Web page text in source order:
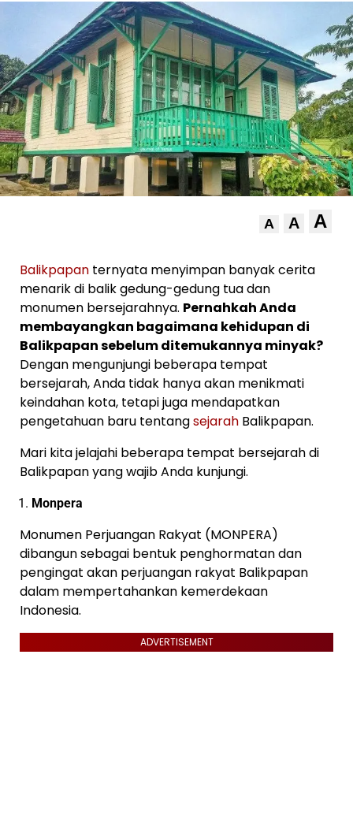
A A A
Balikpapan ternyata menyimpan banyak cerita
menarik di balik gedung-gedung tua dan
monumen bersejarahnya. Pernahkah Anda
membayangkan bagaimana kehidupan di
Balikpapan sebelum ditemukannya minyak?
Dengan mengunjungi beberapa tempat
bersejarah, Anda tidak hanya akan menikmati
keindahan kota, tetapi juga mendapatkan
pengetahuan baru tentangsejarah Balikpapan.
Mari kita jelajahi beberapa tempat bersejarah di
Balikpapan yang wajib Anda kunjungi.
Monpera
Monumen Perjuangan Rakyat (MONPERA)
dibangun sebagai bentuk penghormatan dan
pengingat akan perjuangan rakyat Balikpapan
dalam mempertahankan kemerdekaan
Indonesia.
ADVERTISEMENT